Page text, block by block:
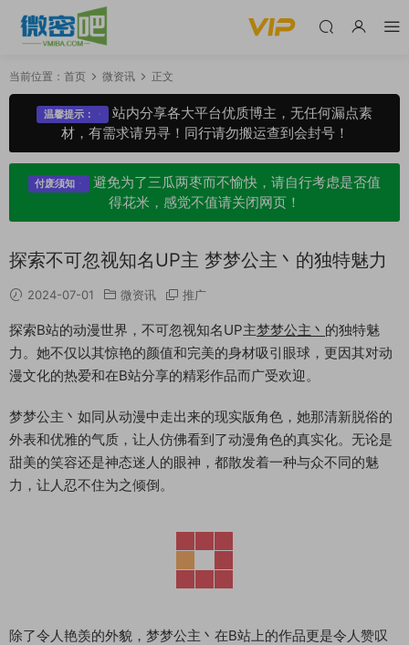
当前位置： 首页 微资讯 正文
温馨提示：
站内分享各大平台优质博主，无任何漏点素
材，有需求请另寻！同行请勿搬运查到会封号！
付废须知
避免为了三瓜两枣而不愉快，请自行考虑是否值
得花米，感觉不值请关闭网页！
探索不可忽视知名UP主 梦梦公主丶的独特魅力
2024-07-01 微资讯 推广
探索B站的动漫世界，不可忽视知名UP主梦梦公主丶 的独特魅
力。她不仅以其惊艳的颜值和完美的身材吸引眼球，更因其对动
漫文化的热爱和在B站分享的精彩作品而广受欢迎。
梦梦公主丶如同从动漫中走出来的现实版角色，她那清新脱俗的
外表和优雅的气质，让人仿佛看到了动漫角色的真实化。无论是
甜美的笑容还是神态迷人的眼神，都散发着一种与众不同的魅
力，让人忍不住为之倾倒。
除了令人艳羡的外貌，梦梦公主丶在B站上的作品更是令人赞叹